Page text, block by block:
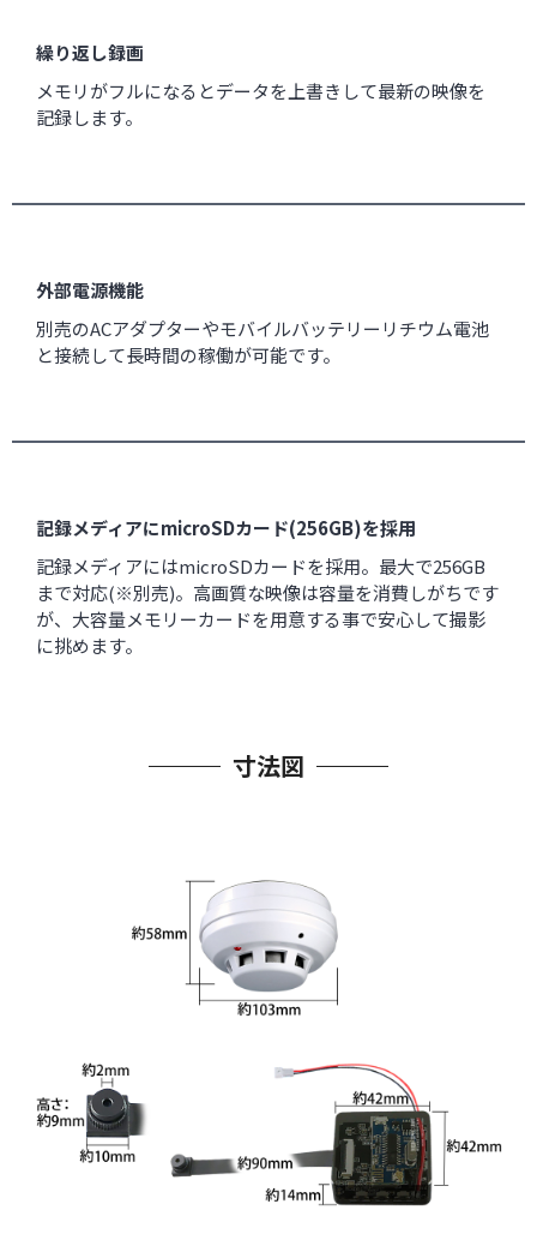
繰り返し録画
メモリがフルになるとデータを上書きして最新の映像を
記録します。
外部電源機能
別売のACアダプターやモバイルバッテリーリチウム電池
と接続して長時間の稼働が可能です。
記録メディアにmicroSDカード(256GB)を採用
記録メディアにはmicroSDカードを採用。最大で256GB
まで対応(※別売)。高画質な映像は容量を消費しがちです
が、大容量メモリーカードを用意する事で安心して撮影
に挑めます。
寸法図